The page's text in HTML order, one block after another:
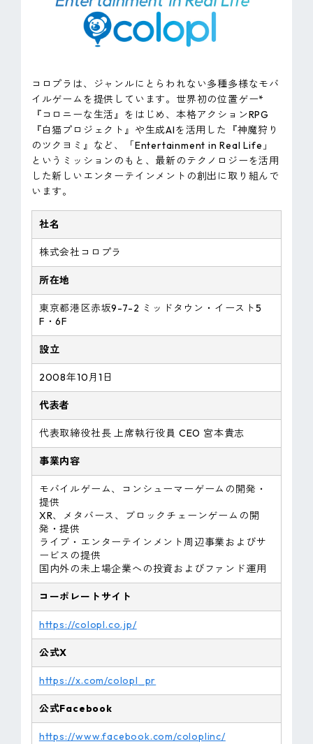
コロプラは、ジャンルにとらわれない多種多様なモバ
イルゲームを提供しています。世界初の位置ゲー*
『コロニーな生活』をはじめ、本格アクションRPG
『白猫プロジェクト』や生成AIを活用した『神魔狩り
のツクヨミ』など、「Entertainment in Real Life」
というミッションのもと、最新のテクノロジーを活用
した新しいエンターテインメントの創出に取り組んで
います。
社名
株式会社コロプラ
所在地
東京都港区赤坂9-7-2 ミッドタウン・イースト5
F・6F
設立
2008年10月1日
代表者
代表取締役社長 上席執行役員 CEO 宮本貴志
事業内容
モバイルゲーム、コンシューマーゲームの開発・
提供
XR、メタバース、ブロックチェーンゲームの開
発・提供
ライブ・エンターテインメント周辺事業およびサ
ービスの提供
国内外の未上場企業への投資およびファンド運用
コーポレートサイト
https://colopl.co.jp/
公式X
https://x.com/colopl_pr
公式Facebook
https://www.facebook.com/coloplinc/